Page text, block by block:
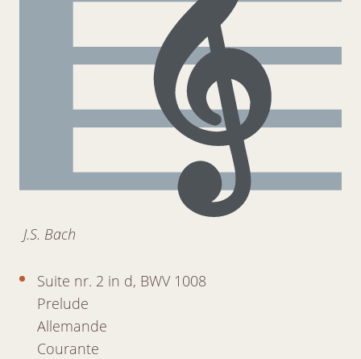
J.S. Bach
Suite nr. 2 in d, BWV 1008
Prelude
Allemande
Courante